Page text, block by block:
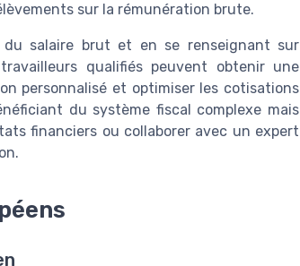
sur la rémunération brute.
du salaire brut et en se renseignant sur
qualifiés peuvent obtenir une
personnalisé et optimiser les cotisations
du système fiscal complexe mais
financiers ou collaborer avec un expert